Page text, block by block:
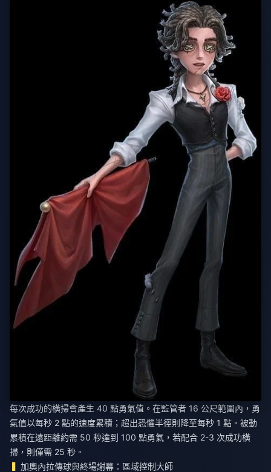
每次成功的橫掃會產生 40 點勇氣值。在監管者 16 公尺範圍內，勇
氣值以每秒 2 點的速度累積；超出恐懼半徑則降至每秒 1 點。被動
累積在遠距離約需 50 秒達到 100 點勇氣，若配合 2-3 次成功橫
掃，則僅需 25 秒。
加奧內拉傳球與終場謝幕：區域控制大師